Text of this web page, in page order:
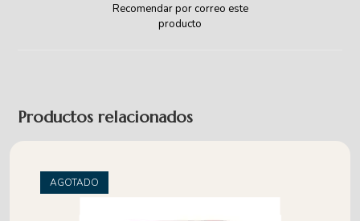
Recomendar por correo este
producto
Productos relacionados
AGOTADO